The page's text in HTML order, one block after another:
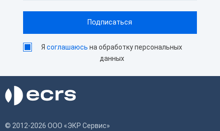
Ясоглашаюсь на обработку персональных
данных
© 2012-2026 ООО «ЭКР Сервис»